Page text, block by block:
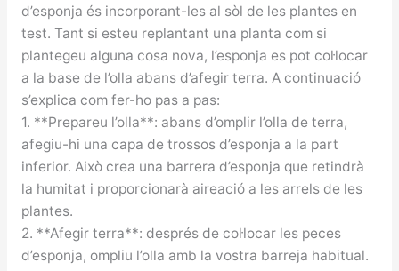
d’esponja és incorporant-les al sòl de les plantes en
test. Tant si esteu replantant una planta com si
plantegeu alguna cosa nova, l’esponja es pot col·locar
a la base de l’olla abans d’afegir terra. A continuació
s’explica com fer-ho pas a pas:
1. **Prepareu l’olla**: abans d’omplir l’olla de terra,
afegiu-hi una capa de trossos d’esponja a la part
inferior. Això crea una barrera d’esponja que retindrà
la humitat i proporcionarà aireació a les arrels de les
plantes.
2. **Afegir terra**: després de col·locar les peces
d’esponja, ompliu l’olla amb la vostra barreja habitual.